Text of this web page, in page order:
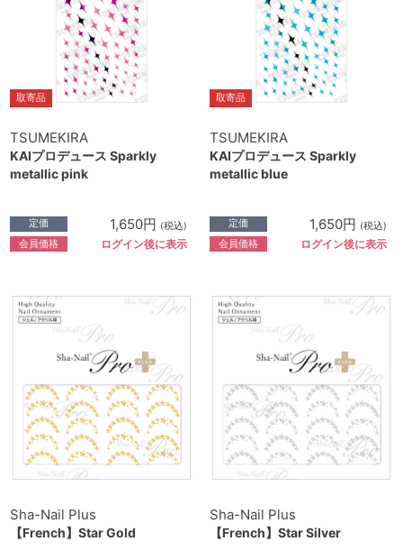
取寄品
TSUMEKIRA
KAIプロデュース Sparkly
metallic pink
定価 1,650円 (税込)
会員価格 ログイン後に表示
取寄品
TSUMEKIRA
KAIプロデュース Sparkly
metallic blue
定価 1,650円 (税込)
会員価格 ログイン後に表示
Sha-Nail Plus
【French】Star Gold
Sha-Nail Plus
【French】Star Silver